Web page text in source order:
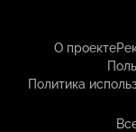
О проекте
Политика